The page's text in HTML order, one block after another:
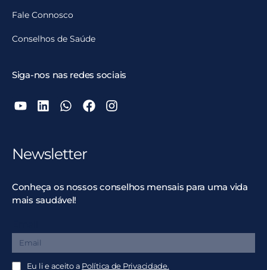
Fale Connosco
Conselhos de Saúde
Siga-nos nas redes sociais
Newsletter
Conheça os nossos conselhos mensais para uma vida
mais saudável!
Eu li e aceito a Política de Privacidade.